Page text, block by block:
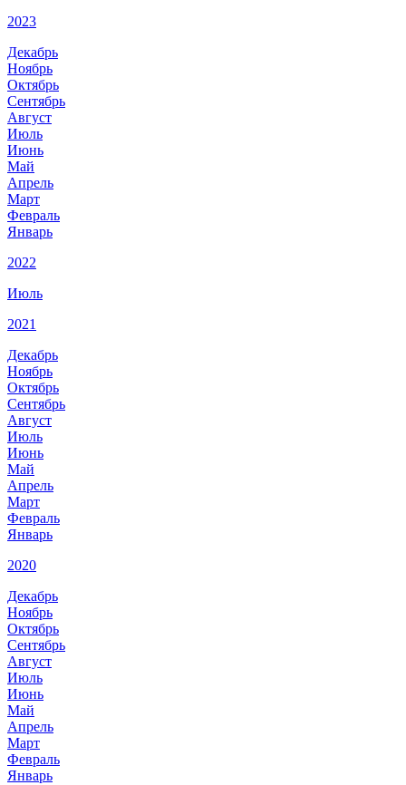
2023
Декабрь
Ноябрь
Октябрь
Сентябрь
Август
Июль
Июнь
Май
Апрель
Март
Февраль
Январь
2022
Июль
2021
Декабрь
Ноябрь
Октябрь
Сентябрь
Август
Июль
Июнь
Май
Апрель
Март
Февраль
Январь
2020
Декабрь
Ноябрь
Октябрь
Сентябрь
Август
Июль
Июнь
Май
Апрель
Март
Февраль
Январь